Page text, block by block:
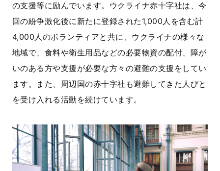
の支援等に励んでいます。ウクライナ赤十字社は、今
回の紛争激化後に新たに登録された 1,000人を含む計
4,000人のボランティアと共に、ウクライナの様々な
地域で、食料や衛生用品などの必要物資の配付、障が
いのある方や支援が必要な方々の避難の支援をしてい
ます。また、周辺国の赤十字社も避難してきた人びと
を受け入れる活動を続けています。